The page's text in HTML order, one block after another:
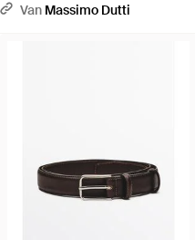
Van Massimo Dutti